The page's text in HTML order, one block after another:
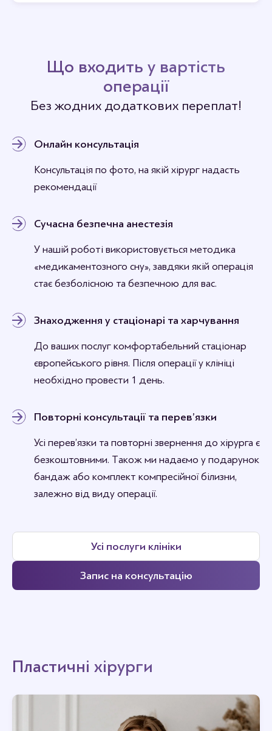
Що входить у вартість
операції
Без жодних додаткових переплат!
Онлайн консультація
Консультація по фото, на якій хірург надасть
рекомендації
Сучасна безпечна анестезія
У нашій роботі використовується методика
«медикаментозного сну», завдяки якій операція
стає безболісною та безпечною для вас.
Знаходження у стаціонарі та харчування
До ваших послуг комфортабельний стаціонар
європейського рівня. Після операції у клініці
необхідно провести 1 день.
Повторні консультації та перев’язки
Усі перев’язки та повторні звернення до хірурга є
безкоштовними. Також ми надаємо у подарунок
бандаж або комплект компресійної білизни,
залежно від виду операції.
Усі послуги клініки
Запис на консультацію
Пластичні хірурги